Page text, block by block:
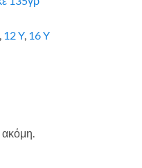
12 Y, 16 Y